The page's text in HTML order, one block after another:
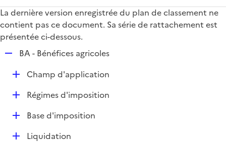
La dernière version enregistrée du plan de classement ne
contient pas ce document. Sa série de rattachement est
présentée ci-dessous.
p
l
i
e
BA - Bénéfices agricoles
DChamp d'application
DRégimes d'imposition
DBase d'imposition
DLiquidation